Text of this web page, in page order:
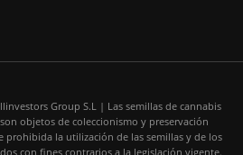
Group S.L | Las semillas de cannabis
objetos de coleccionismo y preservación
prohibida la utilización de las semillas y de los
con fines contrarios a la legislación vigente.